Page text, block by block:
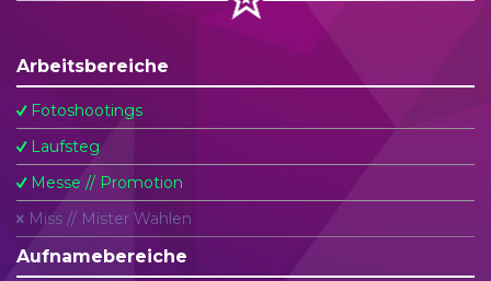
Arbeitsbereiche
Fotoshootings
Laufsteg
Messe // Promotion
Miss // Mister Wahlen
Aufnamebereiche